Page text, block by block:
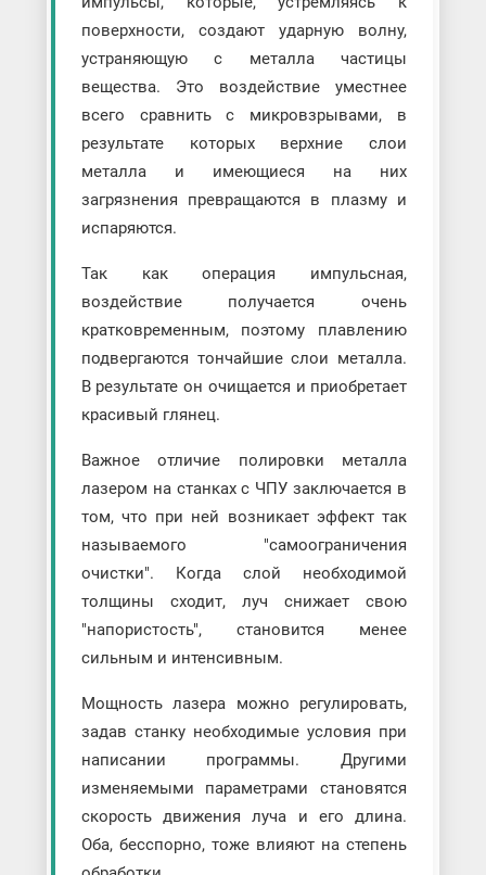
поверхности, создают ударную волну,
устраняющую с металла частицы
вещества. Это воздействие уместнее
всего сравнить с микровзрывами, в
результате которых верхние слои
металла и имеющиеся на них
загрязнения превращаются в плазму и
испаряются.
Так как операция импульсная,
воздействие получается очень
кратковременным, поэтому плавлению
подвергаются тончайшие слои металла.
В результате он очищается и приобретает
красивый глянец.
Важное отличие полировки металла
лазером на станках с ЧПУ заключается в
том, что при ней возникает эффект так
называемого "самоограничения
очистки". Когда слой необходимой
толщины сходит, луч снижает свою
"напористость", становится менее
сильным и интенсивным.
Мощность лазера можно регулировать,
задав станку необходимые условия при
написании программы. Другими
изменяемыми параметрами становятся
скорость движения луча и его длина.
Оба, бесспорно, тоже влияют на степень